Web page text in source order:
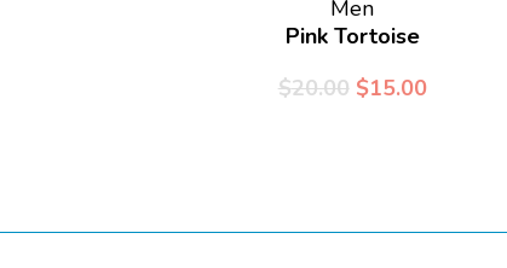
Men
Pink Tortoise
$20.00 $15.00